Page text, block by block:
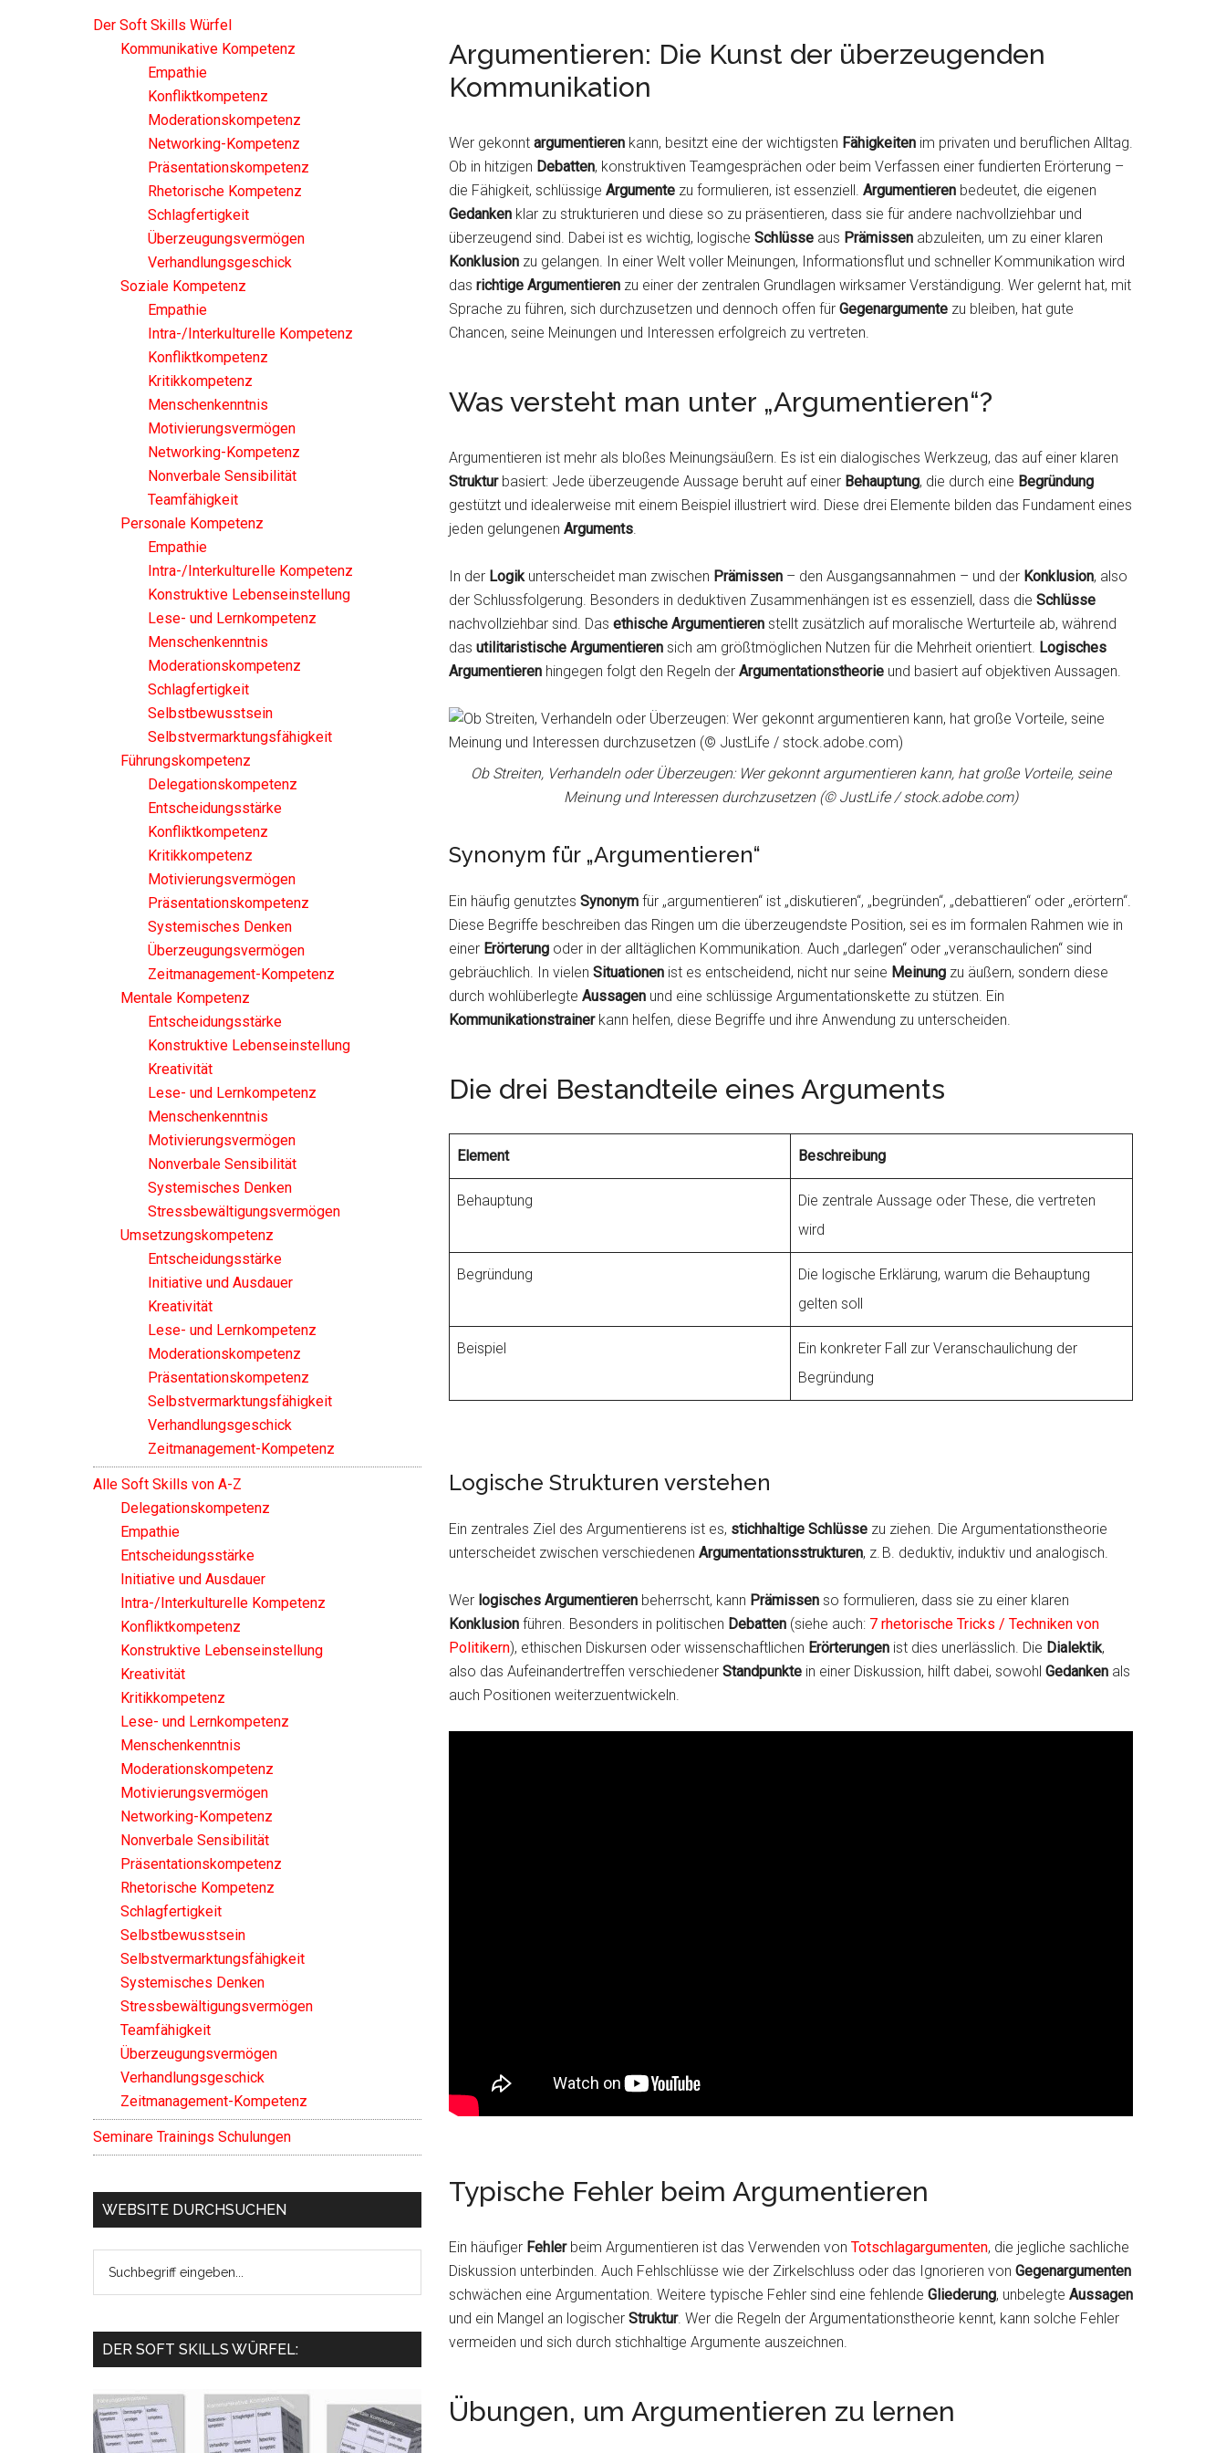
Argumentieren: Die Kunst der überzeugenden
Kommunikation
Wer gekonnt argumentieren kann, besitzt eine der wichtigsten Fähigkeiten im privaten und beruflichen Alltag.
Ob in hitzigen Debatten, konstruktiven Teamgesprächen oder beim Verfassen einer fundierten Erörterung –
die Fähigkeit, schlüssige Argumente zu formulieren, ist essenziell. Argumentieren bedeutet, die eigenen
Gedanken klar zu strukturieren und diese so zu präsentieren, dass sie für andere nachvollziehbar und
überzeugend sind. Dabei ist es wichtig, logische Schlüsse aus Prämissen abzuleiten, um zu einer klaren
Konklusion zu gelangen. In einer Welt voller Meinungen, Informationsflut und schneller Kommunikation wird
das richtige Argumentieren zu einer der zentralen Grundlagen wirksamer Verständigung. Wer gelernt hat, mit
Sprache zu führen, sich durchzusetzen und dennoch offen für Gegenargumente zu bleiben, hat gute
Chancen, seine Meinungen und Interessen erfolgreich zu vertreten.
Was versteht man unter „Argumentieren“?
Argumentieren ist mehr als bloßes Meinungsäußern. Es ist ein dialogisches Werkzeug, das auf einer klaren
Strukturbasiert: Jede überzeugende Aussage beruht auf einer Behauptung, die durch eine Begründung
gestützt und idealerweise mit einem Beispiel illustriert wird. Diese drei Elemente bilden das Fundament eines
jeden gelungenen Arguments
In der Logik unterscheidet man zwischen Prämissen – den Ausgangsannahmen – und der Konklusion, also
der Schlussfolgerung. Besonders in deduktiven Zusammenhängen ist es essenziell, dass die Schlüsse
nachvollziehbar sind. Das ethische Argumentieren stellt zusätzlich auf moralische Werturteile ab, während
das utilitaristische Argumentieren sich am größtmöglichen Nutzen für die Mehrheit orientiert. Logisches
Argumentieren hingegen folgt den Regeln der Argumentationstheorie und basiert auf objektiven Aussagen.
Ob Streiten, Verhandeln oder Überzeugen: Wer gekonnt argumentieren kann, hat große Vorteile, seine
Meinung und Interessen durchzusetzen (© JustLife / stock.adobe.com)
Synonym für „Argumentieren“
Ein häufig genutztes Synonym für „argumentieren“ ist „diskutieren“, „begründen“, „debattieren“ oder „erörtern“.
Diese Begriffe beschreiben das Ringen um die überzeugendste Position, sei es im formalen Rahmen wie in
einer Erörterung oder in der alltäglichen Kommunikation. Auch „darlegen“ oder „veranschaulichen“ sind
gebräuchlich. In vielen Situationen ist es entscheidend, nicht nur seine Meinung zu äußern, sondern diese
durch wohlüberlegte Aussagen und eine schlüssige Argumentationskette zu stützen. Ein
Kommunikationstrainerkann helfen, diese Begriffe und ihre Anwendung zu unterscheiden.
Die drei Bestandteile eines Arguments
Element Beschreibung
Behauptung
Die zentrale Aussage oder These, die vertreten
wird
Begründung
Die logische Erklärung, warum die Behauptung
gelten soll
Beispiel
Ein konkreter Fall zur Veranschaulichung der
Begründung
Logische Strukturen verstehen
Ein zentrales Ziel des Argumentierens ist es, stichhaltige Schlüsse zu ziehen. Die Argumentationstheorie
unterscheidet zwischen verschiedenen Argumentationsstrukturen, z. B. deduktiv, induktiv und analogisch.
Wer logisches Argumentieren beherrscht, kann Prämissen so formulieren, dass sie zu einer klaren
Konklusion führen. Besonders in politischen Debatten (siehe auch: 7 rhetorische Tricks / Techniken von
Politikern), ethischen Diskursen oder wissenschaftlichen Erörterungen ist dies unerlässlich. Die Dialektik,
also das Aufeinandertreffen verschiedener Standpunkte in einer Diskussion, hilft dabei, sowohl Gedanken als
auch Positionen weiterzuentwickeln.
Typische Fehler beim Argumentieren
Ein häufiger Fehlerbeim Argumentieren ist das Verwenden von Totschlagargumenten, die jegliche sachliche
Diskussion unterbinden. Auch Fehlschlüsse wie der Zirkelschluss oder das Ignorieren von Gegenargumenten
schwächen eine Argumentation. Weitere typische Fehler sind eine fehlende Gliederung, unbelegte Aussagen
und ein Mangel an logischer Struktur. Wer die Regeln der Argumentationstheorie kennt, kann solche Fehler
vermeiden und sich durch stichhaltige Argumente auszeichnen.
Übungen, um Argumentieren zu lernen
Der Soft Skills Würfel
Kommunikative Kompetenz
Empathie
Konfliktkompetenz
Moderationskompetenz
Networking-Kompetenz
Präsentationskompetenz
Rhetorische Kompetenz
Schlagfertigkeit
Überzeugungsvermögen
Verhandlungsgeschick
Soziale Kompetenz
Empathie
Intra-/Interkulturelle Kompetenz
Konfliktkompetenz
Kritikkompetenz
Menschenkenntnis
Motivierungsvermögen
Networking-Kompetenz
Nonverbale Sensibilität
Teamfähigkeit
Personale Kompetenz
Empathie
Intra-/Interkulturelle Kompetenz
Konstruktive Lebenseinstellung
Lese- und Lernkompetenz
Menschenkenntnis
Moderationskompetenz
Schlagfertigkeit
Selbstbewusstsein
Selbstvermarktungsfähigkeit
Führungskompetenz
Delegationskompetenz
Entscheidungsstärke
Konfliktkompetenz
Kritikkompetenz
Motivierungsvermögen
Präsentationskompetenz
Systemisches Denken
Überzeugungsvermögen
Zeitmanagement-Kompetenz
Mentale Kompetenz
Entscheidungsstärke
Konstruktive Lebenseinstellung
Kreativität
Lese- und Lernkompetenz
Menschenkenntnis
Motivierungsvermögen
Nonverbale Sensibilität
Systemisches Denken
Stressbewältigungsvermögen
Umsetzungskompetenz
Entscheidungsstärke
Initiative und Ausdauer
Kreativität
Lese- und Lernkompetenz
Moderationskompetenz
Präsentationskompetenz
Selbstvermarktungsfähigkeit
Verhandlungsgeschick
Zeitmanagement-Kompetenz
Alle Soft Skills von A-Z
Delegationskompetenz
Empathie
Entscheidungsstärke
Initiative und Ausdauer
Intra-/Interkulturelle Kompetenz
Konfliktkompetenz
Konstruktive Lebenseinstellung
Kreativität
Kritikkompetenz
Lese- und Lernkompetenz
Menschenkenntnis
Moderationskompetenz
Motivierungsvermögen
Networking-Kompetenz
Nonverbale Sensibilität
Präsentationskompetenz
Rhetorische Kompetenz
Schlagfertigkeit
Selbstbewusstsein
Selbstvermarktungsfähigkeit
Systemisches Denken
Stressbewältigungsvermögen
Teamfähigkeit
Überzeugungsvermögen
Verhandlungsgeschick
Zeitmanagement-Kompetenz
Seminare Trainings Schulungen
WEBSITE DURCHSUCHEN
...
DER SOFT SKILLS WÜRFEL: